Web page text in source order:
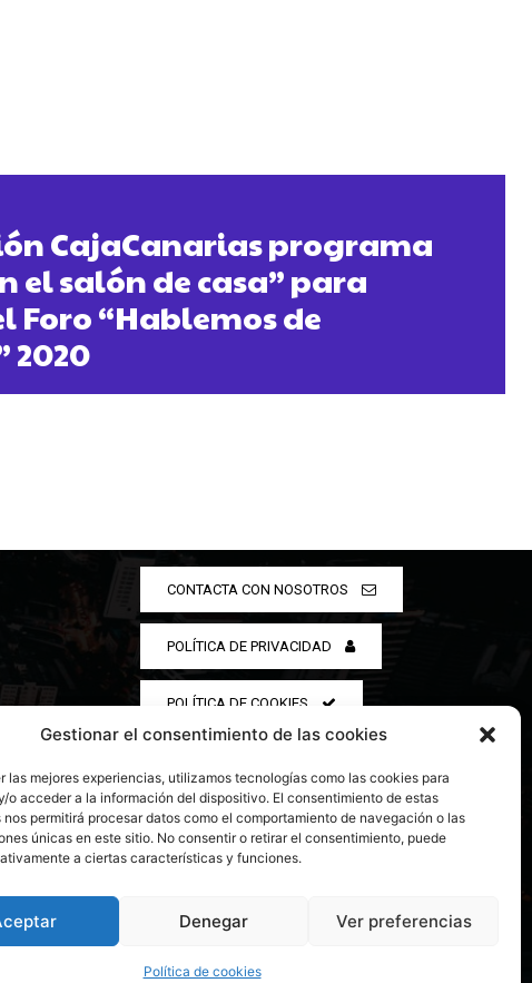
Gestionar el consentimiento de las cookies
las mejores experiencias, utilizamos tecnologías como las cookies para
o acceder a la información del dispositivo. El consentimiento de estas
permitirá procesar datos como el comportamiento de navegación o las
únicas en este sitio. No consentir o retirar el consentimiento, puede
a ciertas características y funciones.
Denegar Ver preferencias
Política de cookies
CajaCanarias programa
el salón de casa” para
Foro “Hablemos de
2020
CONTACTA CON NOSOTROS
POLÍTICA DE PRIVACIDAD
POLÍTICA DE COOKIES